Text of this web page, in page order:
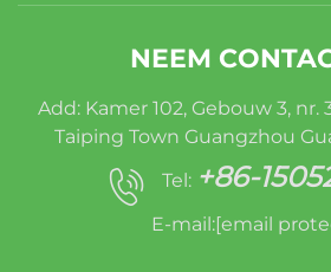
NEEM
Add: Kamer 102, Gebouw 3, nr.
Taiping Town Guangzhou
Tel: +86-
E-mail:[email